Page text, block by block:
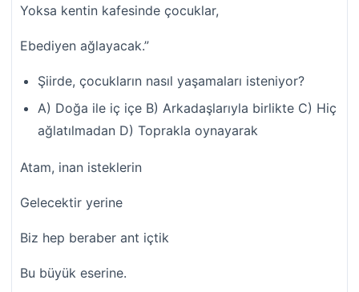
Yoksa kentin kafesinde çocuklar,
Ebediyen ağlayacak.”
Şiirde, çocukların nasıl yaşamaları isteniyor?
A) Doğa ile iç içe B) Arkadaşlarıyla birlikte C) Hiç
ağlatılmadan D) Toprakla oynayarak
Atam, inan isteklerin
Gelecektir yerine
Biz hep beraber ant içtik
Bu büyük eserine.